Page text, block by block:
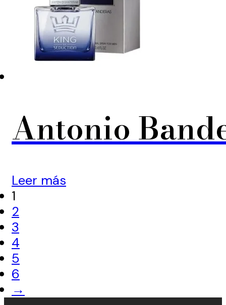
Antonio
Leer más
1
2
3
4
5
6
→